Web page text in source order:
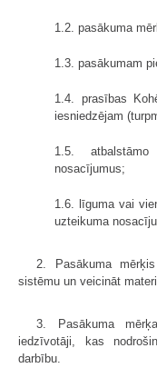
1.2. pasākuma
1.3. pasākumam
1.4. prasības
iesniedzējam
1.5.
nosacījumus;
1.6. līguma vai
uzteikuma
2. Pasākuma
sistēmu un veicināt
3. Pasākuma
iedzīvotāji, kas
darbību.